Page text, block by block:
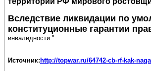
Вследствие ликвидации по
конституционные гарантии
инвалидности."
Источник: http://topwar.ru/64742-cb-rf-kak-